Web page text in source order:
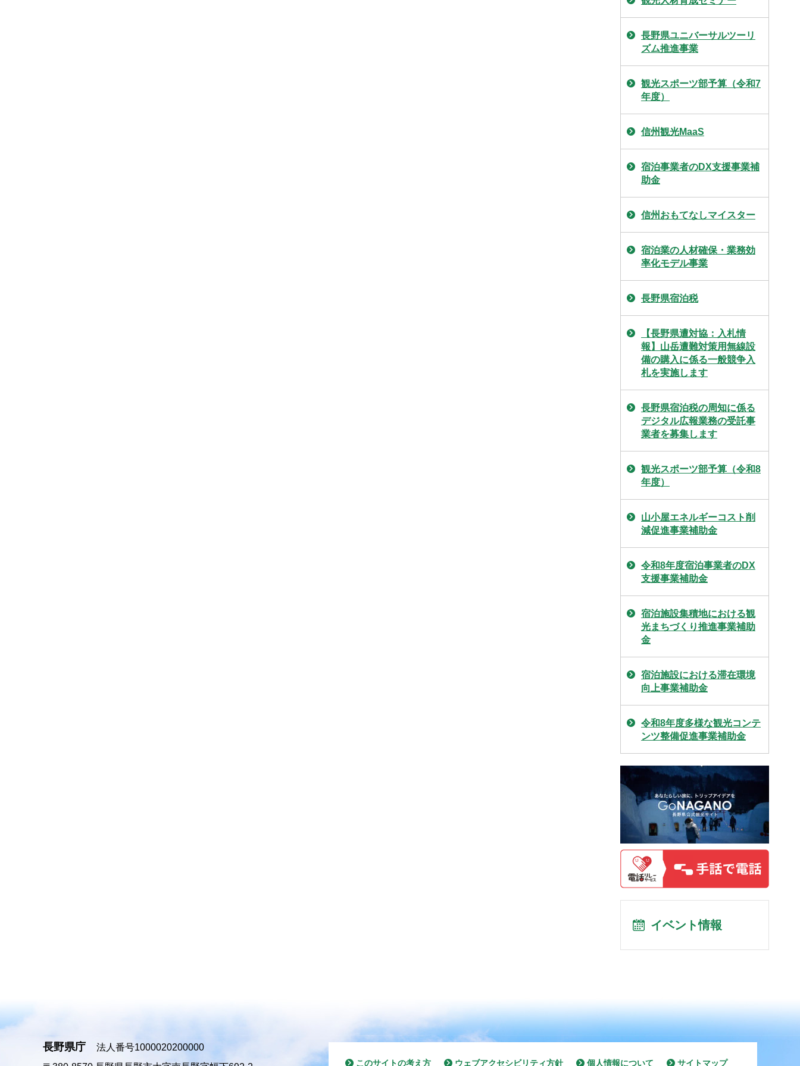
長野県ユニバーサルツーリ
ズム推進事業
観光スポーツ部予算（令和7
年度）
信州観光MaaS
宿泊事業者のDX支援事業補
助金
信州おもてなしマイスター
宿泊業の人材確保・業務効
率化モデル事業
長野県宿泊税
【長野県遭対協：入札情
報】山岳遭難対策用無線設
備の購入に係る一般競争入
札を実施します
長野県宿泊税の周知に係る
デジタル広報業務の受託事
業者を募集します
観光スポーツ部予算（令和8
年度）
山小屋エネルギーコスト削
減促進事業補助金
令和8年度宿泊事業者のDX
支援事業補助金
宿泊施設集積地における観
光まちづくり推進事業補助
金
宿泊施設における滞在環境
向上事業補助金
令和8年度多様な観光コンテ
ンツ整備促進事業補助金
イベント情報
長野県庁
法人番号1000020200000
このサイトの考え方 ウェブアクセシビリティ方針 個人情報について サイトマップ